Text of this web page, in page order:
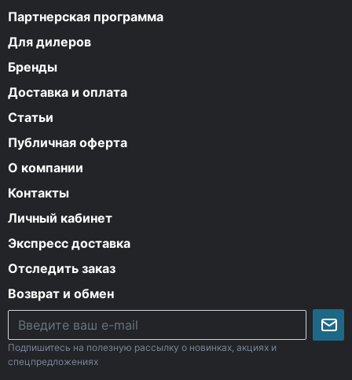
Партнерская программа
Для дилеров
Бренды
Доставка и оплата
Статьи
Публичная оферта
О компании
Контакты
Личный кабинет
Экспресс доставка
Отследить заказ
Возврат и обмен
Подпишитесь на полезную рассылку о новинках, акциях и
спецпредложениях